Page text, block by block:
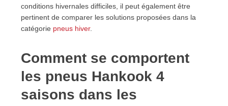
conditions hivernales difficiles, il peut également être
pertinent de comparer les solutions proposées dans la
catégorie pneus hiver.
Comment se comportent
les pneus Hankook 4
saisons dans les